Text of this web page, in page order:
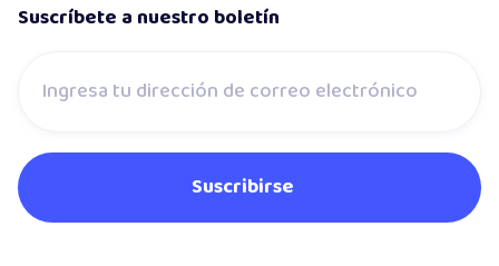
Suscríbete a nuestro boletín